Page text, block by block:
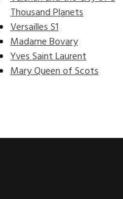
Thousand Planets
Versailles S1
Madame Bovary
Yves Saint Laurent
Mary Queen of Scots